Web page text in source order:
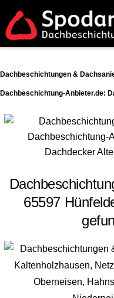
Dachbeschichtungen &
Dachbeschichtung-Anbieter.de:
65597